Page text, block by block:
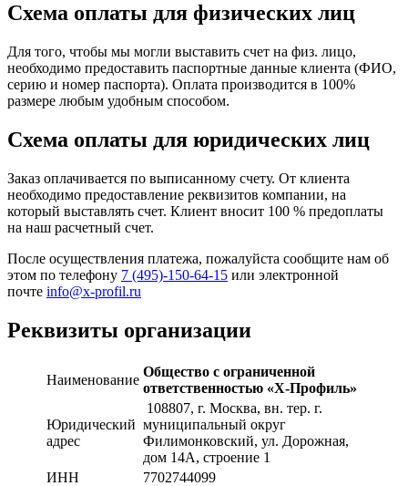
Схема оплаты для физических лиц
Для того, чтобы мы могли выставить счет на физ. лицо,
необходимо предоставить паспортные данные клиента (ФИО,
серию и номер паспорта). Оплата производится в 100%
размере любым удобным способом.
Схема оплаты для юридических лиц
Заказ оплачивается по выписанному счету. От клиента
необходимо предоставление реквизитов компании, на
который выставлять счет. Клиент вносит 100 % предоплаты
на наш расчетный счет.
После осуществления платежа, пожалуйста сообщите нам об
этом по телефону 7 (495)-150-64-15 или электронной
почте info@x-profil.ru
Реквизиты организации
Наименование
Общество с ограниченной
ответственностью «Х-Профиль»
Юридический
адрес
108807, г. Москва, вн. тер. г.
муниципальный округ
Филимонковский, ул. Дорожная,
дом 14А, строение 1
ИНН
7702744099